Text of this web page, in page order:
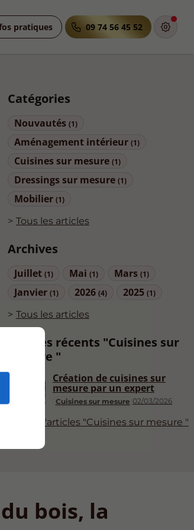
pratiques 09 74 56 45 52
Catégories
Nouvautés (1)
Aménagement intérieur (1)
Cuisines sur mesure (1)
Dressings sur mesure (1)
Mobilier (1)
Tous les articles
Archives
Juillet (1) Mai(1) Mars(1)
Janvier (1) 2026(4) 2025(1)
Tous les articles
Articles récents "Cuisines sur
mesure "
Cuisines sur mesure 02/03/2026
Création de cuisines sur
mesure par un expert
Plus d'articles "Cuisines sur mesure "
bois, la